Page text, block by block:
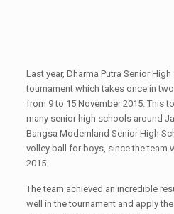
Last year, Dharma Putra Senior
tournament which takes once in
from 9 to 15 November 2015. This
many senior high schools around
Bangsa Modernland Senior High
volley ball for boys, since the team
2015.
The team achieved an incredible
well in the tournament and apply